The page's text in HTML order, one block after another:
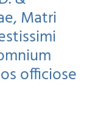
Matri
officiose